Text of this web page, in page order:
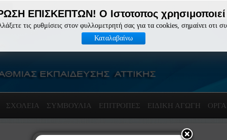
ΕΠΙΣΚΕΠΤΩΝ! Ο Ιστοτοπος
τις ρυθμίσεις στον φυλλομετρητή σας για τα cookies, σημαίνει οτι
Καταλαβαίνω
ΣΧΟΛΕΙΑ ΣΥΜΒΟΥΛΙΑ ΕΠΙΤΡΟΠΈΣ ΕΙΔΙΚΗ ΑΓΩΓΗ